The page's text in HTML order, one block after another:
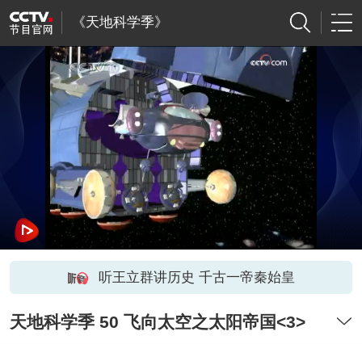
《天地科学季》
听王立群讲历史 千古一帝秦始皇
天地科学季 50 飞向太空之太阳帝国<3>